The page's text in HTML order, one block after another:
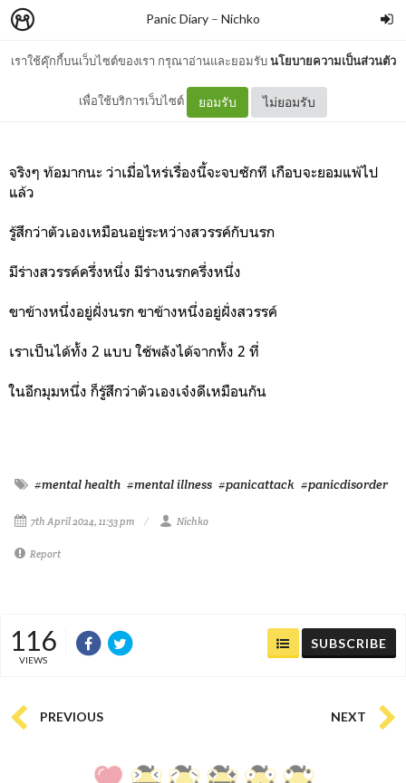
เราใช้คุ๊กกี้บนเว็บไซต์ของเรา กรุณาอ่านและยอมรับนโยบายความเป็นส่วนตัว
เพื่อใช้บริการเว็บไซต์ ยอมรับ ไม่ยอมรับ
Panic Diary – Nichko
หน้าที่ 11
จริงๆ ท้อมากนะ ว่าเมื่อไหร่เรื่องนี้จะจบซักที เกือบจะยอมแพ้ไป
แล้ว
รู้สึกว่าตัวเองเหมือนอยู่ระหว่างสวรรค์กับนรก
มีร่างสวรรค์ครึ่งหนึ่ง มีร่างนรกครึ่งหนึ่ง
ขาข้างหนึ่งอยู่ฝั่งนรก ขาข้างหนึ่งอยู่ฝั่งสวรรค์
เราเป็นได้ทั้ง 2 แบบ ใช้พลังได้จากทั้ง 2 ที่
ในอีกมุมหนึ่ง ก็รู้สึกว่าตัวเองเจ๋งดีเหมือนกัน
#mental health #mental illness #panicattack #panicdisorder
7th April 2024, 11:53 pm Nichko
Report
116
VIEWS
SUBSCRIBE
PREVIOUS NEXT